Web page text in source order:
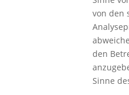
von den
den
Sinne